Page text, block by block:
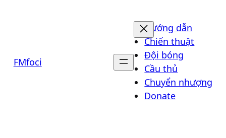
dung
FMfoci
Hướng dẫn
Chiến thuật
Đội bóng
Cầu thủ
Chuyển nhượng
Donate